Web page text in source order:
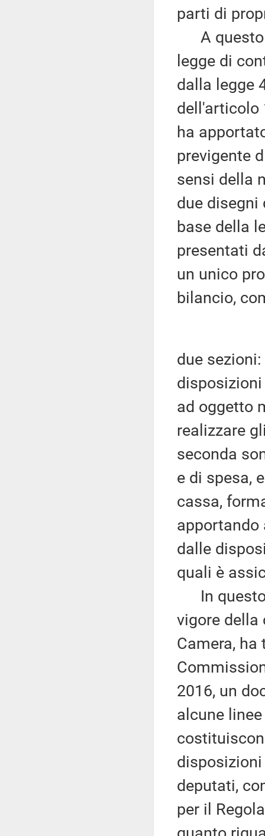
parti di
A questo
legge di
dalla legge
dell'articolo
ha
previgente
sensi della
due disegni
base della
presentati
un unico
bilancio,
due
ad oggetto
realizzare
seconda
e di spesa,
cassa,
apportando
dalle
quali è
In questo
vigore della
Camera,
2016, un
alcune
deputati,
per il